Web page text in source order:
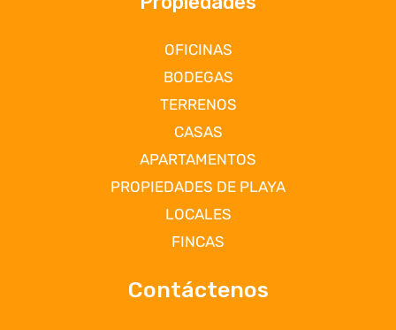
OFICINAS
BODEGAS
TERRENOS
CASAS
APARTAMENTOS
PROPIEDADES DE PLAYA
LOCALES
FINCAS
Contáctenos